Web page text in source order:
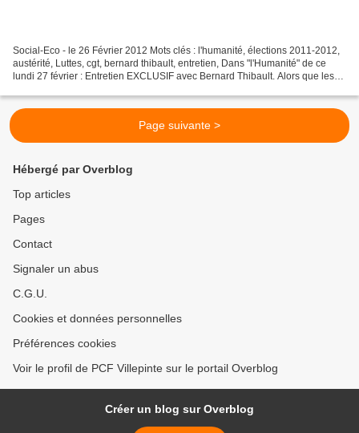
Social-Eco - le 26 Février 2012 Mots clés : l'humanité, élections 2011-2012,
austérité, Luttes, cgt, bernard thibault, entretien, Dans "l'Humanité" de ce
lundi 27 février : Entretien EXCLUSIF avec Bernard Thibault. Alors que les
Page suivante >
Hébergé par Overblog
Top articles
Pages
Contact
Signaler un abus
C.G.U.
Cookies et données personnelles
Préférences cookies
Voir le profil de PCF Villepinte sur le portail Overblog
Créer un blog sur Overblog